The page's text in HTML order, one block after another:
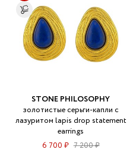
STONE PHILOSOPHY
золотистые серьги-капли с
лазуритом lapis drop statement
earrings
6 700 ₽ 7 200 ₽